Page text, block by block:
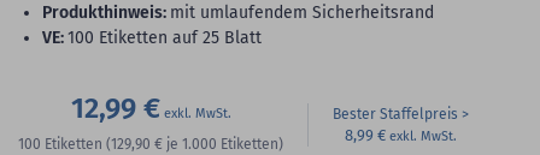
Produkthinweis: mit umlaufendem Sicherheitsrand
VE:100 Etiketten auf 25 Blatt
12,99 €
100 Etiketten (129,90 € je 1.000 Etiketten)
Bester Staffelpreis
8,99 €